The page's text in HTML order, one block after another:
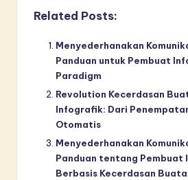
Related Posts:
Menyederhanakan
Panduan untuk Pembuat
Paradigm
Revolution Kecerdasan
Infografik: Dari
Otomatis
Menyederhanakan
Panduan tentang Pembuat
Berbasis Kecerdasan